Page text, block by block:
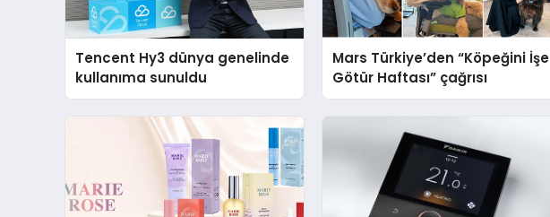
Tencent Hy3 dünya genelinde
kullanıma sunuldu
Mars Türkiye’den “Köpeğini İşe
Götür Haftası” çağrısı